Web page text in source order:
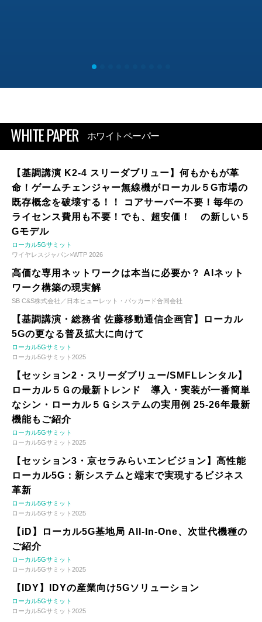
WHITE PAPER ホワイトペーパー
【基調講演 K2-4 スリーダブリュー】何もかもが革
命！ゲームチェンジャー無線機がローカル５G市場の
既存概念を破壊する！！ コアサーバー不要！毎年の
ライセンス費用も不要！でも、超安価！ の新しい５
Gモデル
ローカル5Gサミット
ワイヤレスジャパン×WTP 2026
高価な専用ネットワークは本当に必要か？ AIネット
ワーク構築の現実解
SB C&S株式会社／日本ヒューレット・パッカード合同会社
【基調講演・総務省 佐藤移動通信企画官】ローカル
5Gの更なる普及拡大に向けて
ローカル5Gサミット
ローカル5Gサミット2025
【セッション2・スリーダブリュー/SMFLレンタル】
ローカル５Ｇの最新トレンド 導入・実装が一番簡単
なシン・ローカル５Ｇシステムの実用例 25-26年最新
機能もご紹介
ローカル5Gサミット
ローカル5Gサミット2025
【セッション3・京セラみらいエンビジョン】高性能
ローカル5G：新システムと端末で実現するビジネス
革新
ローカル5Gサミット
ローカル5Gサミット2025
【iD】ローカル5G基地局 All-In-One、次世代機種の
ご紹介
ローカル5Gサミット
ローカル5Gサミット2025
【IDY】IDYの産業向け5Gソリューション
ローカル5Gサミット
ローカル5Gサミット2025